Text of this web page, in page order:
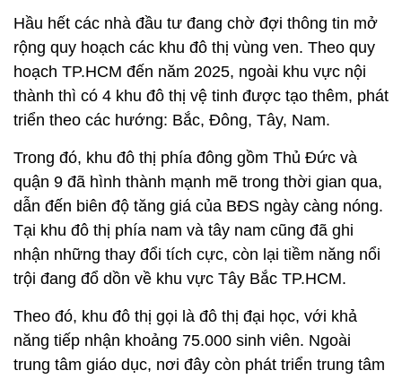
Hầu hết các nhà đầu tư đang chờ đợi thông tin mở
rộng quy hoạch các khu đô thị vùng ven. Theo quy
hoạch TP.HCM đến năm 2025, ngoài khu vực nội
thành thì có 4 khu đô thị vệ tinh được tạo thêm, phát
triển theo các hướng: Bắc, Đông, Tây, Nam.
Trong đó, khu đô thị phía đông gồm Thủ Đức và
quận 9 đã hình thành mạnh mẽ trong thời gian qua,
dẫn đến biên độ tăng giá của BĐS ngày càng nóng.
Tại khu đô thị phía nam và tây nam cũng đã ghi
nhận những thay đổi tích cực, còn lại tiềm năng nổi
trội đang đổ dồn về khu vực Tây Bắc TP.HCM.
Theo đó, khu đô thị gọi là đô thị đại học, với khả
năng tiếp nhận khoảng 75.000 sinh viên. Ngoài
trung tâm giáo dục, nơi đây còn phát triển trung tâm